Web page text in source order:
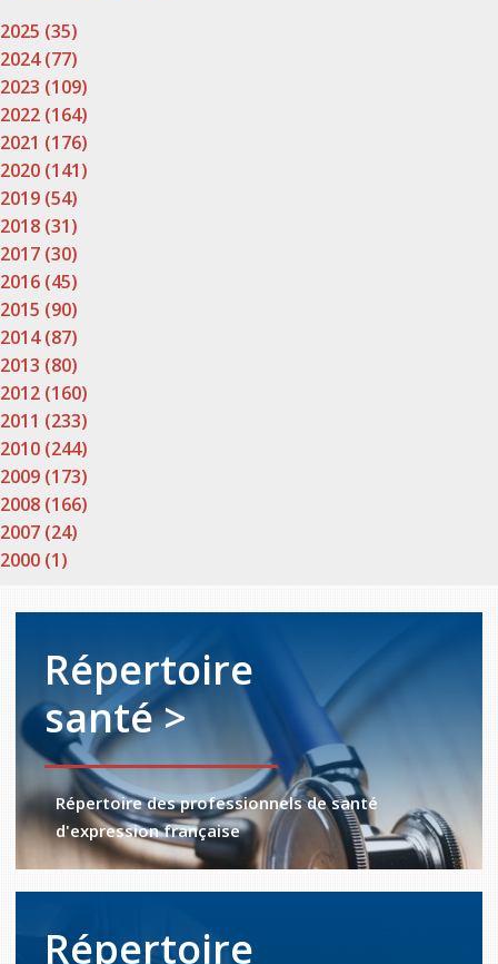
2025 (35)
2024 (77)
2023 (109)
2022 (164)
2021 (176)
2020 (141)
2019 (54)
2018 (31)
2017 (30)
2016 (45)
2015 (90)
2014 (87)
2013 (80)
2012 (160)
2011 (233)
2010 (244)
2009 (173)
2008 (166)
2007 (24)
2000 (1)
Répertoire
santé >
Répertoire des professionnels de santé
d'expression française
Répertoire